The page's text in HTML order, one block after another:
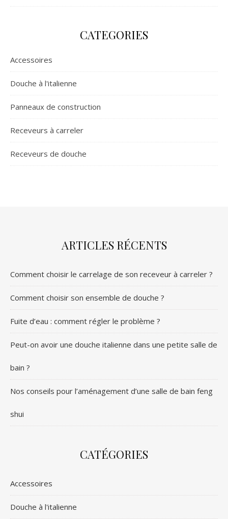
CATEGORIES
Accessoires
Douche à l'italienne
Panneaux de construction
Receveurs à carreler
Receveurs de douche
ARTICLES RÉCENTS
Comment choisir le carrelage de son receveur à carreler ?
Comment choisir son ensemble de douche ?
Fuite d’eau : comment régler le problème ?
Peut-on avoir une douche italienne dans une petite salle de
bain ?
Nos conseils pour l’aménagement d’une salle de bain feng
shui
CATÉGORIES
Accessoires
Douche à l'italienne